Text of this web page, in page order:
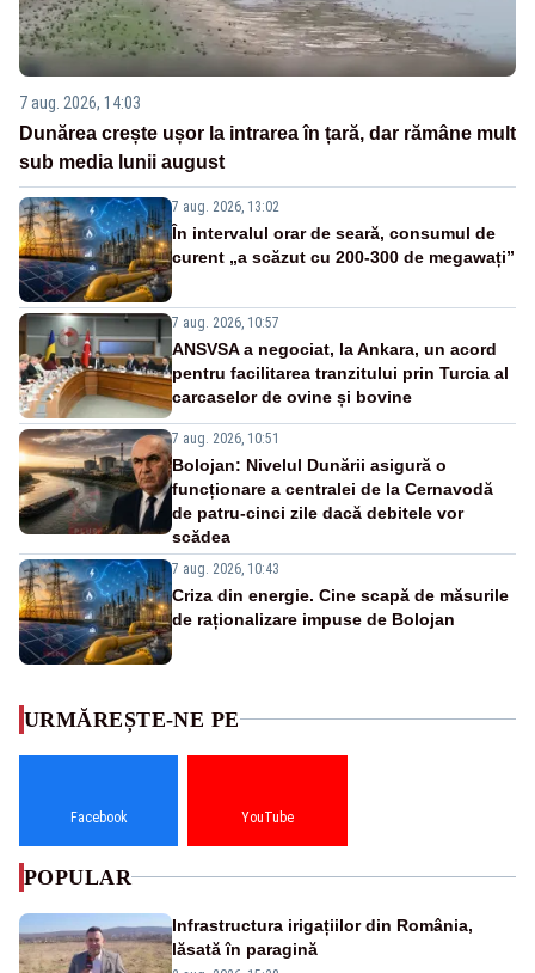
7 aug. 2026, 14:03
Dunărea crește ușor la intrarea în țară, dar rămâne mult
sub media lunii august
7 aug. 2026, 13:02
În intervalul orar de seară, consumul de
curent „a scăzut cu 200-300 de megawați”
7 aug. 2026, 10:57
ANSVSA a negociat, la Ankara, un acord
pentru facilitarea tranzitului prin Turcia al
carcaselor de ovine și bovine
7 aug. 2026, 10:51
Bolojan: Nivelul Dunării asigură o
funcționare a centralei de la Cernavodă
de patru-cinci zile dacă debitele vor
scădea
7 aug. 2026, 10:43
Criza din energie. Cine scapă de măsurile
de raționalizare impuse de Bolojan
URMĂREȘTE-NE PE
Facebook YouTube
POPULAR
Infrastructura irigațiilor din România,
lăsată în paragină